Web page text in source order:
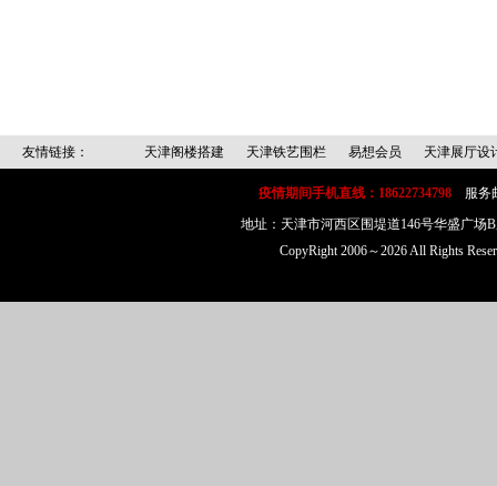
友情链接： 天津阁楼搭建 天津铁艺围栏 易想会员 天津展厅设
疫情期间手机直线：18622734798 服务
地址：天津市河西区围堤道146号华盛广
CopyRight 2006～2026 All Rights